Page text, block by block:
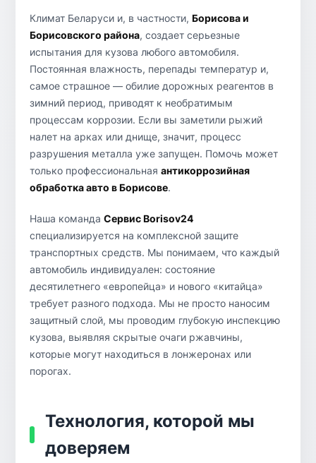
Климат Беларуси и, в частности, Борисова и
Борисовского района, создает серьезные
испытания для кузова любого автомобиля.
Постоянная влажность, перепады температур и,
самое страшное — обилие дорожных реагентов в
зимний период, приводят к необратимым
процессам коррозии. Если вы заметили рыжий
налет на арках или днище, значит, процесс
разрушения металла уже запущен. Помочь может
только профессиональнаяантикоррозийная
обработка авто в Борисове.
Наша командаСервис Borisov24
специализируется на комплексной защите
транспортных средств. Мы понимаем, что каждый
автомобиль индивидуален: состояние
десятилетнего «европейца» и нового «китайца»
требует разного подхода. Мы не просто наносим
защитный слой, мы проводим глубокую инспекцию
кузова, выявляя скрытые очаги ржавчины,
которые могут находиться в лонжеронах или
порогах.
Технология, которой мы
доверяем